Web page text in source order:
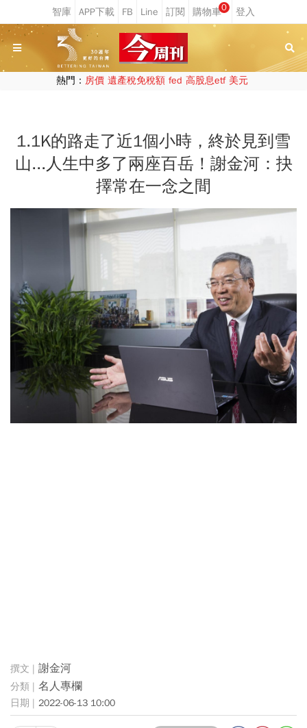
0
熱門： 房價 遺產稅免稅額 fed 高股息etf 美元
1.1K的路走了近1個小時，終於見到雪
山...人生中多了兩座百岳！謝金河：抉
擇常在一念之間
謝金河
名人專欄
2022-06-13 10:00